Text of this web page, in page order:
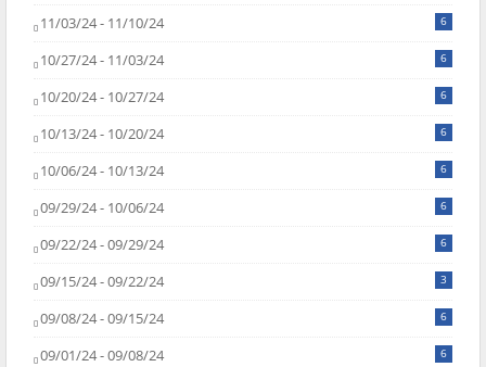
11/03/24 - 11/10/24 6
10/27/24 - 11/03/24 6
10/20/24 - 10/27/24 6
10/13/24 - 10/20/24 6
10/06/24 - 10/13/24 6
09/29/24 - 10/06/24 6
09/22/24 - 09/29/24 6
09/15/24 - 09/22/24 3
09/08/24 - 09/15/24 6
09/01/24 - 09/08/24 6